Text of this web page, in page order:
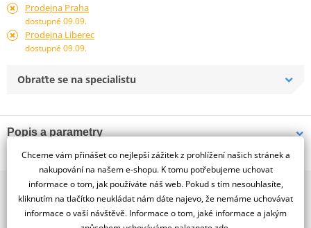
Prodejna Praha
dostupné 09.09.
Prodejna Liberec
dostupné 09.09.
Obraťte se na specialistu
Popis a parametry
Jsme autorizovaný
dealer značky RDMOTO
KTM 990 Adventure/basic+lower+upper frames
Padací rámy RDMOTO nabízí maximální ochranu Vašeho
2x multibrand showroom
9 značek motocyklů, servis, oblečení, doplňky i náhradní
díly, to vše v Praze a Liberci
Chceme vám přinášet co nejlepší zážitek z prohlížení našich stránek a
nakupování na našem e-shopu. K tomu potřebujeme uchovat
informace o tom, jak používáte náš web. Pokud s tím nesouhlasíte,
kliknutím na tlačítko neukládat nám dáte najevo, že nemáme uchovávat
informace o vaší návštěvě. Informace o tom, jaké informace a jakým